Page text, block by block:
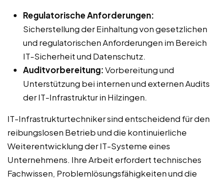
Regulatorische Anforderungen:
Sicherstellung der Einhaltung von gesetzlichen
und regulatorischen Anforderungen im Bereich
IT-Sicherheit und Datenschutz.
Auditvorbereitung:Vorbereitung und
Unterstützung bei internen und externen Audits
der IT-Infrastruktur in Hilzingen.
IT-Infrastrukturtechniker sind entscheidend für den
reibungslosen Betrieb und die kontinuierliche
Weiterentwicklung der IT-Systeme eines
Unternehmens. Ihre Arbeit erfordert technisches
Fachwissen, Problemlösungsfähigkeiten und die